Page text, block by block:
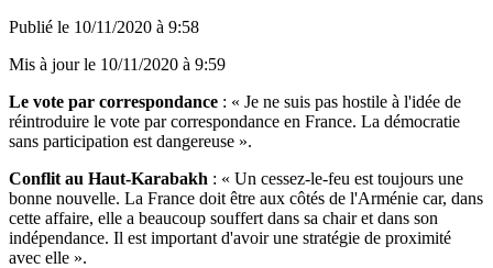
Publié le 10/11/2020 à 9:58
Mis à jour le 10/11/2020 à 9:59
Le vote par correspondance : « Je ne suis pas hostile à l'idée de
réintroduire le vote par correspondance en France. La démocratie
sans participation est dangereuse ».
Conflit au Haut-Karabakh : « Un cessez-le-feu est toujours une
bonne nouvelle. La France doit être aux côtés de l'Arménie car, dans
cette affaire, elle a beaucoup souffert dans sa chair et dans son
indépendance. Il est important d'avoir une stratégie de proximité
avec elle ».